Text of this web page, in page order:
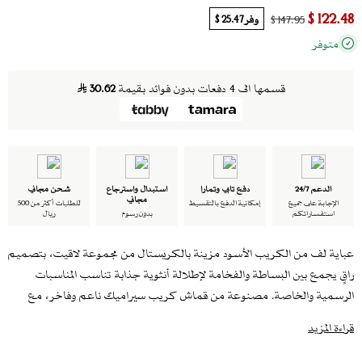
122.48 $
147.95 $ وفر25.47 $
متوفر
قسمها الى 4 دفعات بدون فوائد بقيمة 30.62
الدعم 24/7
الإجابة على جميع
استفساراتكم
دفع تابي وتمارا
إمكانية الدفع بالتقسيط
استبدال واسترجاع
مجاني
بدون رسوم
شحن مجاني
للطلبات أكثر من 500
ريال
عباية لف من الكريب الأسود مزينة بالكريستال من مجموعة لاقيت، بتصميم
راقٍ يجمع بين البساطة والفخامة لإطلالة أنثوية جذابة تناسب المناسبات
الرسمية والخاصة. مصنوعة من قماش كريب سيراميك ناعم وفاخر، مع
تأتي العباية مع طرحة مرفقة لإطلالة متناسقة ومكتملة.
قراءة المزيد